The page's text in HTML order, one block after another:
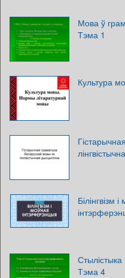
Мова ў
Тэма 1
Культура
Білінгвізм
Тэма 4